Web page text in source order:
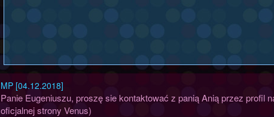
MP [04.12.2018]
Panie Eugeniuszu, proszę sie kontaktować z panią Anią przez profil
oficjalnej strony Venus)